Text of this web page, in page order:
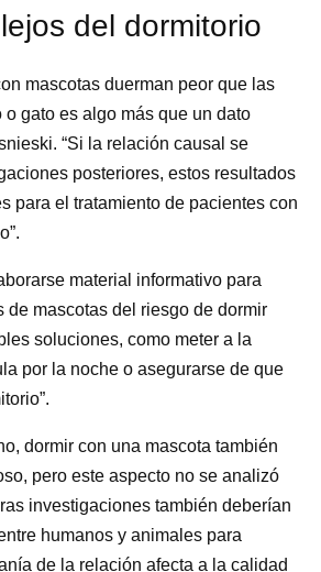
del dormitorio
mascotas duerman peor que las
gato es algo más que un dato
“Si la relación causal se
posteriores, estos resultados
para el tratamiento de pacientes con
material informativo para
de mascotas del riesgo de dormir
soluciones, como meter a la
por la noche o asegurarse de que
dormir con una mascota también
pero este aspecto no se analizó
investigaciones también deberían
humanos y animales para
de la relación afecta a la calidad